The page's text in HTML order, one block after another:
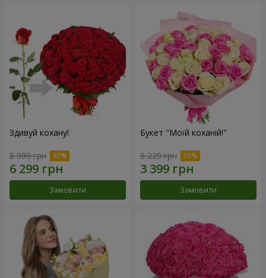
Здивуй кохану!
8 999 грн
Замовити
Букет "Моїй коханій!"
5 229 грн
Замовити